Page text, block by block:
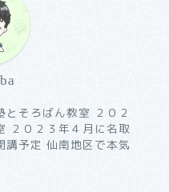
とそろばん教室 ２０２
２０２３年４月に名取
講予定 仙南地区で本気